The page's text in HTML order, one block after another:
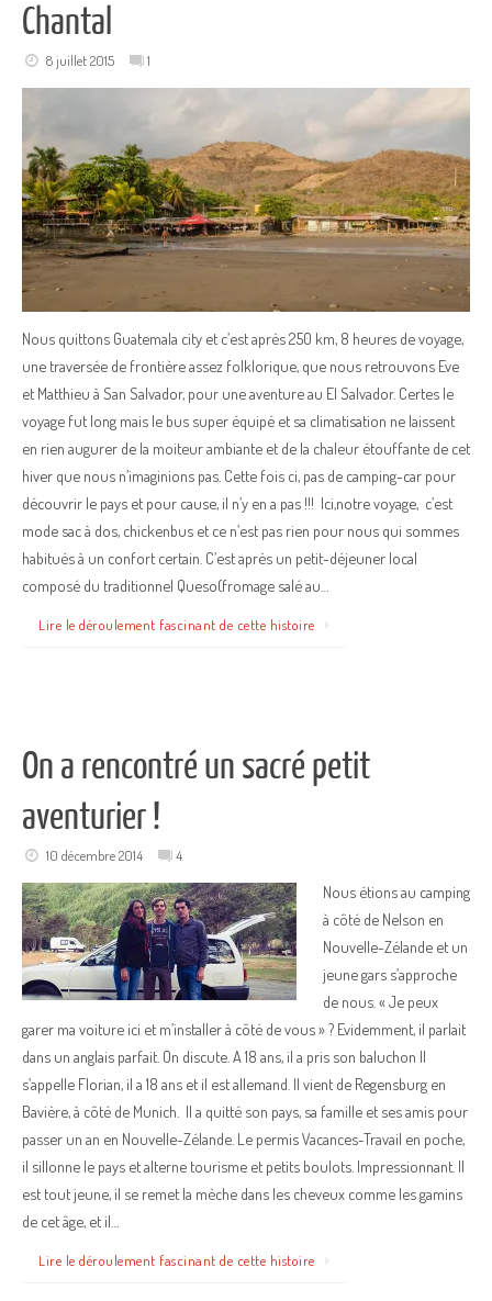
Chantal
8 juillet 2015 1
Nous quittons Guatemala city et c’est après 250 km, 8 heures de voyage,
une traversée de frontière assez folklorique, que nous retrouvons Eve
et Matthieu à San Salvador, pour une aventure au El Salvador. Certes le
voyage fut long mais le bus super équipé et sa climatisation ne laissent
en rien augurer de la moiteur ambiante et de la chaleur étouffante de cet
hiver que nous n’imaginions pas. Cette fois ci, pas de camping-car pour
découvrir le pays et pour cause, il n’y en a pas !!! Ici,notre voyage, c’est
mode sac à dos, chickenbus et ce n’est pas rien pour nous qui sommes
habitués à un confort certain. C’est après un petit-déjeuner local
composé du traditionnel Queso(fromage salé au…
Lire le déroulement fascinant de cette histoire
On a rencontré un sacré petit
aventurier !
10 décembre 2014 4
Nous étions au camping
à côté de Nelson en
Nouvelle-Zélande et un
jeune gars s’approche
de nous. « Je peux
garer ma voiture ici et m’installer à côté de vous » ? Evidemment, il parlait
dans un anglais parfait. On discute. A 18 ans, il a pris son baluchon Il
s’appelle Florian, il a 18 ans et il est allemand. Il vient de Regensburg en
Bavière, à côté de Munich. Il a quitté son pays, sa famille et ses amis pour
passer un an en Nouvelle-Zélande. Le permis Vacances-Travail en poche,
il sillonne le pays et alterne tourisme et petits boulots. Impressionnant. Il
est tout jeune, il se remet la mèche dans les cheveux comme les gamins
de cet âge, et il…
Lire le déroulement fascinant de cette histoire